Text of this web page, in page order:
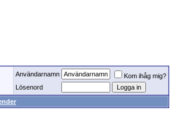
Användarnamn
Kom ihåg mig?
Lösenord